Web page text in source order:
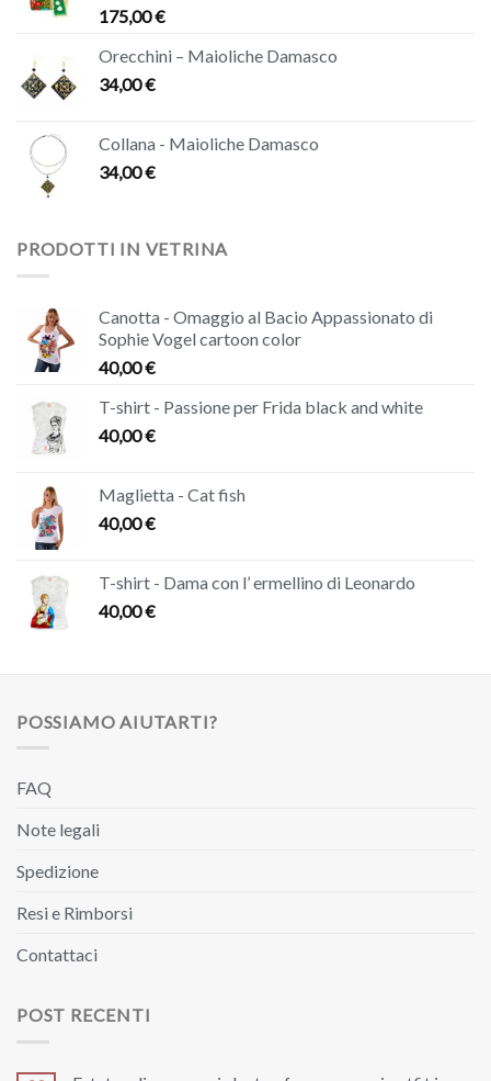
175,00€
Orecchini – Maioliche Damasco
34,00€
Collana - Maioliche Damasco
34,00€
PRODOTTI IN VETRINA
Canotta - Omaggio al Bacio Appassionato di
Sophie Vogel cartoon color
40,00€
T-shirt - Passione per Frida black and white
40,00€
Maglietta - Cat fish
40,00€
T-shirt - Dama con l’ ermellino di Leonardo
40,00€
POSSIAMO AIUTARTI?
FAQ
Note legali
Spedizione
Resi e Rimborsi
Contattaci
POST RECENTI